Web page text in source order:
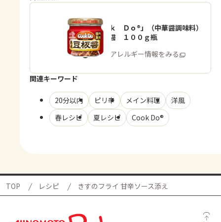
「Ｃｏｏｋ Ｄｏ®」（中華醤調味料）
熟成豆板醤 １００ｇ瓶
商品・アレルギー情報をみる
関連キーワード
20分以内 ピリ辛 メイン料理
洋風
春レシピ
夏レシピ Cook Do®
TOP レシピ きすのフライ 甘辛ソース添え